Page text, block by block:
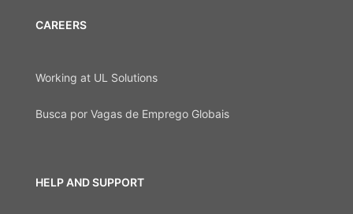
CAREERS
Working at UL Solutions
Busca por Vagas de Emprego Globais
HELP AND SUPPORT